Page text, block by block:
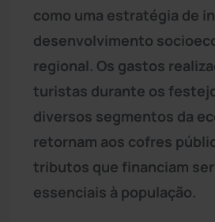
como uma estratégia de
desenvolvimento
regional. Os gastos
turistas durante os
diversos segmentos da
retornam aos cofres
tributos que financiam
essenciais à população.